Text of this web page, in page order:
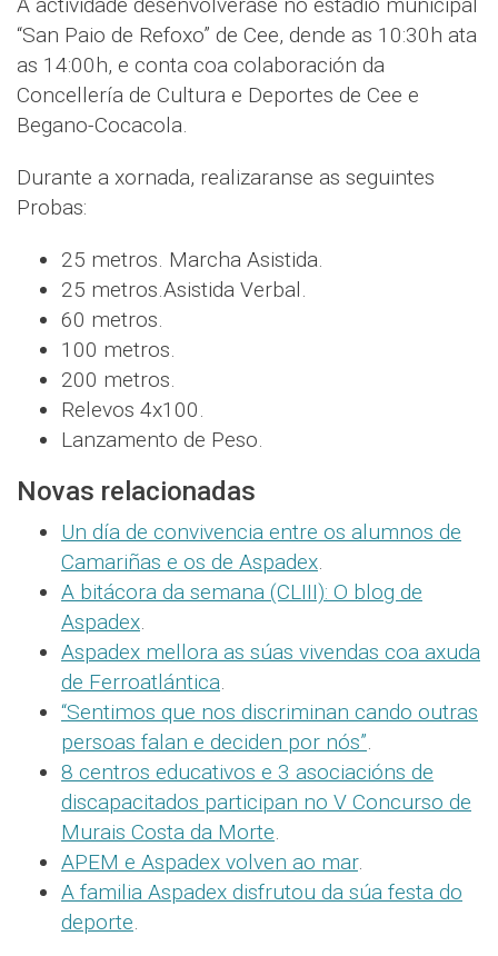
“San Paio de Refoxo” de Cee, dende as 10:30h ata
as 14:00h, e conta coa colaboración da
Concellería de Cultura e Deportes de Cee e
Begano-Cocacola.
Durante a xornada, realizaranse as seguintes
Probas:
25 metros. Marcha Asistida.
25 metros.Asistida Verbal.
60 metros.
100 metros.
200 metros.
Relevos 4x100.
Lanzamento de Peso.
Novas relacionadas
Un día de convivencia entre os alumnos de
Camariñas e os de Aspadex.
A bitácora da semana (CLIII): O blog de
Aspadex.
Aspadex mellora as súas vivendas coa axuda
de Ferroatlántica.
“Sentimos que nos discriminan cando outras
persoas falan e deciden por nós”.
8 centros educativos e 3 asociacións de
discapacitados participan no V Concurso de
Murais Costa da Morte.
APEM e Aspadex volven ao mar.
A familia Aspadex disfrutou da súa festa do
deporte.